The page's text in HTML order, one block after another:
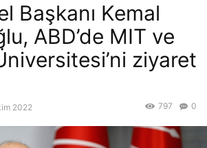
Başkanı Kemal
ABD’de MIT ve
ziyaret
2022 0
797